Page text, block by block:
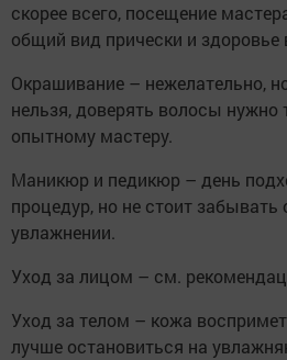
скорее всего, посещение
общий вид прически и здоровье
Окрашивание – нежелательно,
нельзя, доверять волосы нужно
опытному мастеру.
Маникюр и педикюр – день
процедур, но не стоит забывать
увлажнении.
Уход за лицом – см.
Уход за телом – кожа
лучше остановиться на